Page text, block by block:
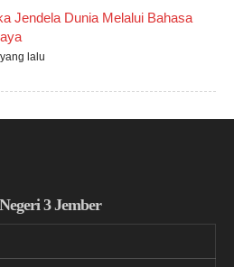
Jendela Dunia Melalui Bahasa
lalu
3 Jember